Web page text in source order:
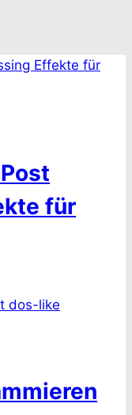
für